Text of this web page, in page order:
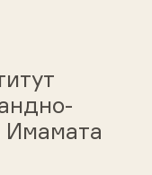
Имамата